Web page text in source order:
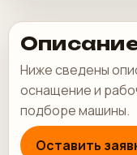
Ниже сведены
оснащение и
подборе машины.
Оставить